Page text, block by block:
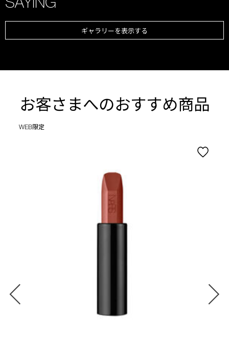
ギャラリーを表示する
お客さまへのおすすめ商品
WEB限定